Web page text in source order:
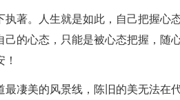
著。人生就是如此，自己把握心
的心态，只能是被心态把握，随
凄美的风景线，陈旧的美无法在